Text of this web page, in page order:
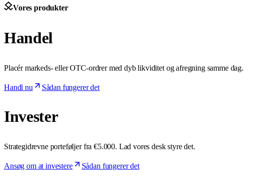
Vores produkter
Handel
Placér markeds- eller OTC-ordrer med dyb likviditet og afregning samme dag.
Handl nu Sådan fungerer det
Invester
Strategidrevne porteføljer fra €5.000. Lad vores desk styre det.
Ansøg om at investere Sådan fungerer det